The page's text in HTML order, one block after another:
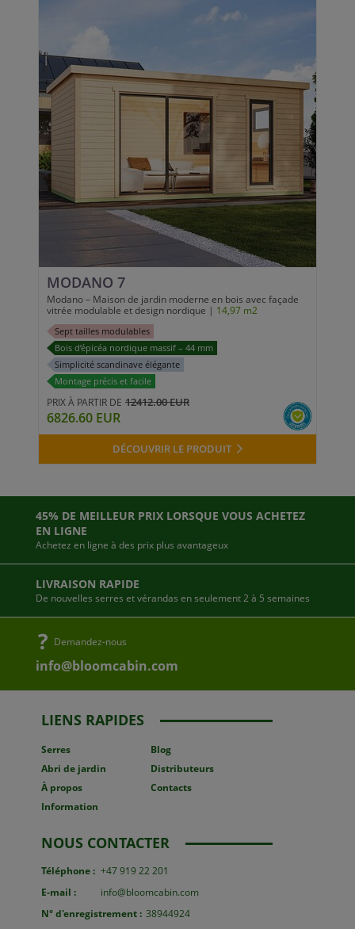
MODANO 7
Modano – Maison de jardin moderne en bois avec façade
vitrée modulable et design nordique | 14,97 m2
Sept tailles modulables
Bois d’épicéa nordique massif – 44 mm
Simplicité scandinave élégante
Montage précis et facile
PRIX À PARTIR DE 12412.00 EUR
6826.60 EUR
DÉCOUVRIR LE PRODUIT
45% DE MEILLEUR PRIX LORSQUE VOUS ACHETEZ
EN LIGNE
Achetez en ligne à des prix plus avantageux
LIVRAISON RAPIDE
De nouvelles serres et vérandas en seulement 2 à 5 semaines
Demandez-nous
info@bloomcabin.com
LIENS RAPIDES
Serres
Abri de jardin
À propos
Information
Blog
Distributeurs
Contacts
NOUS CONTACTER
Téléphone : +47 919 22 201
E-mail :
info@bloomcabin.com
N° d'enregistrement : 38944924